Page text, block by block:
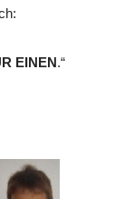
EINEN.“